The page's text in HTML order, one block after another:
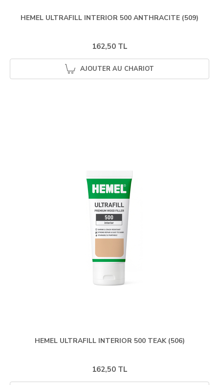
HEMEL ULTRAFILL INTERIOR 500 ANTHRACITE (509)
162,50 TL
AJOUTER AU CHARIOT
HEMEL ULTRAFILL INTERIOR 500 TEAK (506)
162,50 TL